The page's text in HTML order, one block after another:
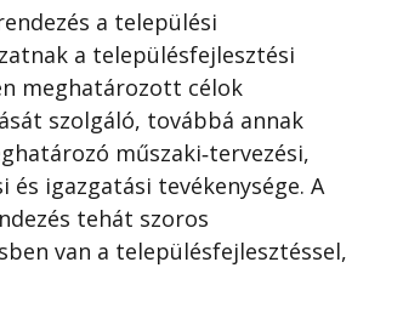
a települési
a településfejlesztési
meghatározott célok
szolgáló, továbbá annak
műszaki‐tervezési,
és igazgatási tevékenysége. A
tehát szoros
van a településfejlesztéssel,